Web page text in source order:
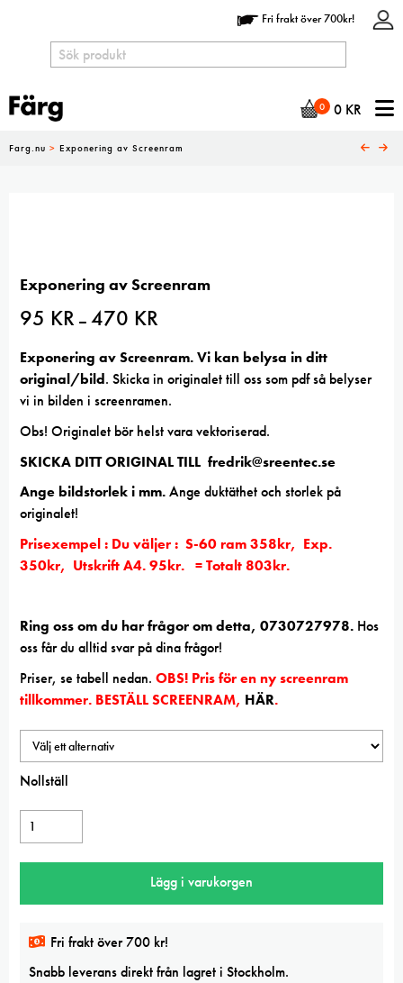
Fri frakt över 700kr!
0 0 KR
Farg.nu > Exponering av Screenram
Exponering av Screenram
95 KR – 470 KR
470 kr
Exponering av Screenram. Vi kan belysa in ditt
original/bild. Skicka in originalet till oss som pdf så belyser
vi in bilden i screenramen.
Obs! Originalet bör helst vara vektoriserad.
SKICKA DITT ORIGINAL TILL fredrik@sreentec.se
Ange bildstorlek i mm.Ange duktäthet och storlek på
originalet!
Prisexempel : Du väljer : S-60 ram 358kr, Exp.
350kr, Utskrift A4. 95kr. = Totalt 803kr.
Ring oss om du har frågor om detta, 0730727978. Hos
oss får du alltid svar på dina frågor!
Priser, se tabell nedan. OBS! Pris för en ny screenram
tillkommer. BESTÄLL SCREENRAM, HÄR.
Nollställ
Exponering
av
Screenram
Lägg i varukorgen
Fri frakt över 700 kr!
Snabb leverans direkt från lagret i Stockholm.